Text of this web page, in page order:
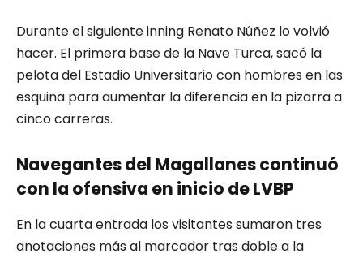
Durante el siguiente inning Renato Núñez lo volvió
hacer. El primera base de la Nave Turca, sacó la
pelota del Estadio Universitario con hombres en las
esquina para aumentar la diferencia en la pizarra a
cinco carreras.
Navegantes del Magallanes continuó
con la ofensiva en inicio de LVBP
En la cuarta entrada los visitantes sumaron tres
anotaciones más al marcador tras doble a la